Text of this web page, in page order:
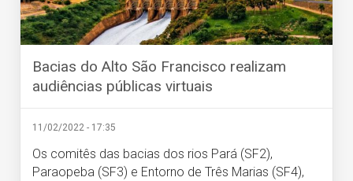
Bacias do Alto São Francisco realizam
audiências públicas virtuais
11/02/2022 - 17:35
Os comitês das bacias dos rios Pará (SF2),
Paraopeba (SF3) e Entorno de Três Marias (SF4),